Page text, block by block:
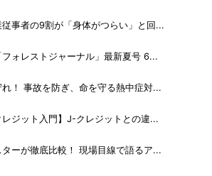
従事者の9割が「身体がつらい」と回...
ォレストジャーナル」最新夏号 6...
！ 事故を防ぎ、命を守る熱中症対...
レジット入門】J-クレジットとの違...
ーが徹底比較！ 現場目線で語るア...